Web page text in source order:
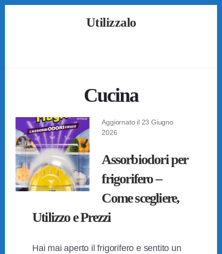
Utilizzalo
Cucina
Aggiornato il 23 Giugno
2026
Assorbiodori per
frigorifero –
Come scegliere,
Utilizzo e Prezzi
Hai mai aperto il frigorifero e sentito un